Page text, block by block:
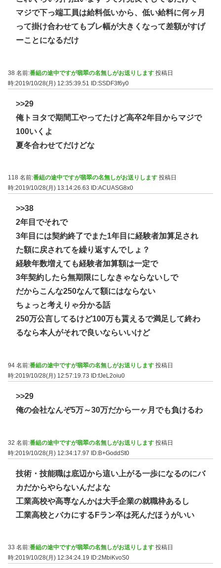
マジで下っ端工員は給料低いから、低い給料に何ヶ月
って掛け合わせてもブレ幅が大きくなって差額がすげ
ーことになるだけ
38 名前:番組の途中ですが翡翠の名無しがお送りします 投稿日
時:2019/10/28(月) 12:35:39.51 ID:SSDF3f6y0
>>29
俺トヨタで期間工やってたけど高卒2年目からマジで
100いくよ
夏冬合わせてだけどな
118 名前:番組の途中ですが翡翠の名無しがお送りします 投稿日
時:2019/10/28(月) 13:14:26.63
ID:ACUASG8x0
>>38
2年目でそれで
3年目には契約終了でまた1年目に経験者加算足され
た額に戻されてを繰り返すんでしょ？
経験年数増えても経験者加算額は一定で
3年契約したら無期限にしなきゃならないしで
だからこんな250なんて額にはならない
ちょっと考えりゃ分かる話
250万公言してるけど100万も貰えるで満足して終わ
るなら本人がそれで良いならいいけど
94 名前:番組の途中ですが翡翠の名無しがお送りします 投稿日
時:2019/10/28(月) 12:57:19.73
ID:fJeL2oiu0
>>29
俺の会社なんぞ5万～30万だから一ヶ月でも負けるわ
32 名前:番組の途中ですが翡翠の名無しがお送りします 投稿日
時:2019/10/28(月) 12:34:17.97 ID:B+GoddSt0
技術・技能職は底辺から這い上がる一歩になるのにバ
カだからやらないんだよな
工業高校や高専なんかは大手企業の就職枠あるし
工業高校とバカにするFラン卒は死んだほうがいい
33 名前:番組の途中ですが翡翠の名無しがお送りします 投稿日
時:2019/10/28(月) 12:34:24.19
ID:2MbiKvoS0